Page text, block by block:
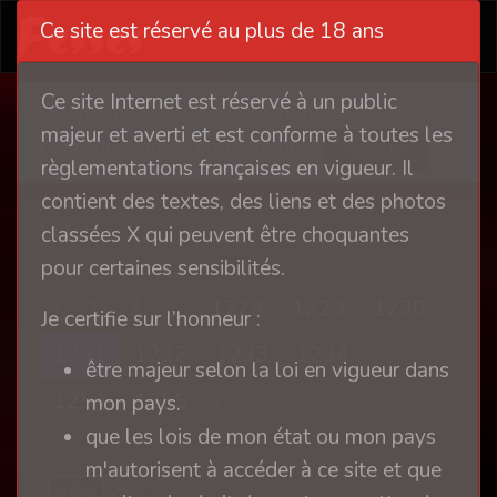
Ce site nécessite l'autorisation de cookies
pour fonctionner correctement
Accepter
Vidéos
‹ 1 2 ... 1228
1231
1232 1233 1234
1254
1255
Ce site est réservé au plus de 18 ans
Ce site Internet est réservé à un public
majeur et averti et est conforme à toutes les
règlementations françaises en vigueur. Il
contient des textes, des liens et des photos
classées X qui peuvent être choquantes
pour certaines sensibilités.
Je certifie sur l’honneur :
être majeur selon la loi en vigueur dans
mon pays.
que les lois de mon état ou mon pays
m'autorisent à accéder à ce site et que